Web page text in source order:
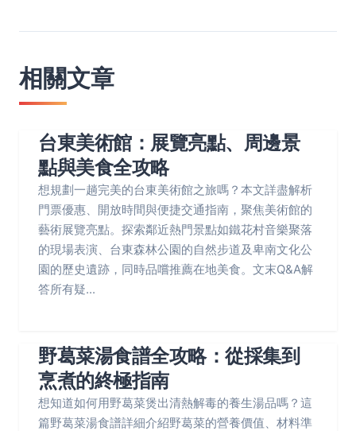
相關文章
台東美術館：展覽亮點、周邊景
點與美食全攻略
想規劃一趟完美的台東美術館之旅嗎？本文詳盡解析
門票優惠、開放時間與便捷交通指南，聚焦美術館的
藝術展覽亮點。探索鄰近熱門景點如鐵花村音樂聚落
的現場表演、台東森林公園的自然步道及卑南文化公
園的歷史遺跡，同時品嚐推薦在地美食。文末Q&A解
答所有疑...
野葛菜湯食譜全攻略：從採集到
烹煮的終極指南
想知道如何用野葛菜煲出清熱解毒的養生湯品嗎？這
篇野葛菜湯食譜詳細介紹野葛菜的營養價值、材料準